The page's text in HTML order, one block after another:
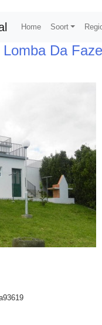
Home Soort
Da